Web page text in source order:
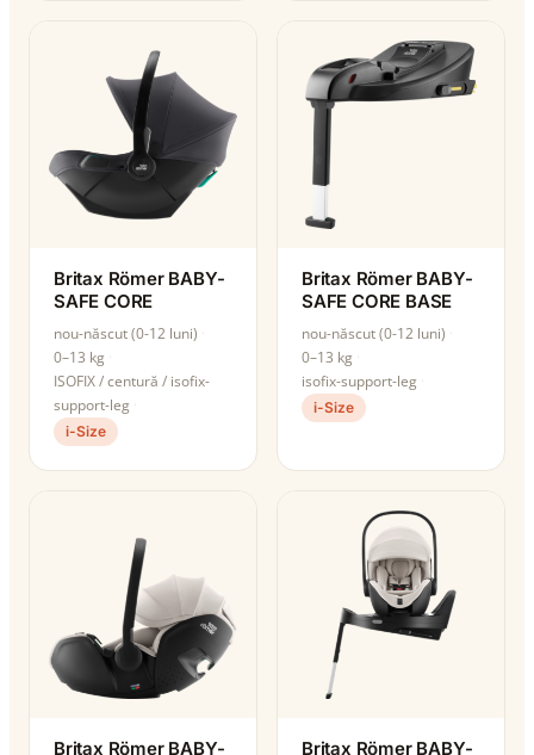
Britax Römer BABY-
SAFE CORE
nou-născut (0-12 luni)
0–13 kg
ISOFIX / centură / isofix-
support-leg
i-Size
Britax Römer BABY-
SAFE CORE BASE
nou-născut (0-12 luni)
0–13 kg
isofix-support-leg
i-Size
Britax Römer BABY- Britax Römer BABY-